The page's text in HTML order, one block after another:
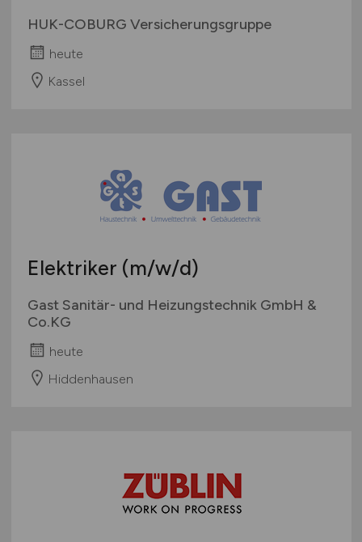
HUK-COBURG Versicherungsgruppe
heute
Kassel
Elektriker (m/w/d)
Gast Sanitär- und Heizungstechnik GmbH &
Co.KG
heute
Hiddenhausen